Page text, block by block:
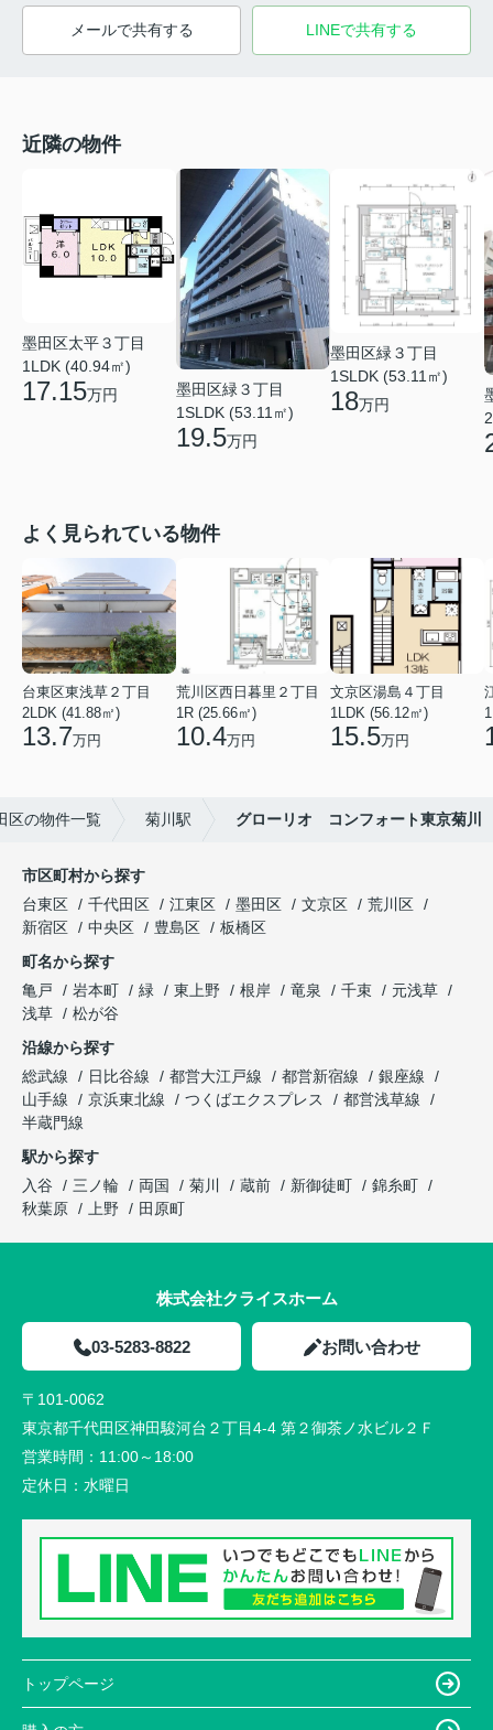
メールで共有する LINEで共有する
近隣の物件
墨田区太平３丁目
1LDK (40.94㎡)
17.15万円
墨田区緑３丁目
1SLDK (53.11㎡)
19.5万円
墨田区緑３丁目
1SLDK (53.11㎡)
18万円
よく見られている物件
台東区東浅草２丁目
2LDK (41.88㎡)
13.7万円
荒川区西日暮里２丁目
1R (25.66㎡)
10.4万円
文京区湯島４丁目
1LDK (56.12㎡)
15.5万円
区の物件一覧 菊川駅 グローリオ コンフォート東京菊川
市区町村から探す
台東区
千代田区 江東区 墨田区 文京区
荒川区
新宿区
中央区 豊島区
板橋区
町名から探す
亀戸
岩本町 緑 東上野 根岸 竜泉 千束
元浅草
浅草
松が谷
沿線から探す
総武線
日比谷線 都営大江戸線 都営新宿線
銀座線
山手線
京浜東北線 つくばエクスプレス
都営浅草線
半蔵門線
駅から探す
入谷
三ノ輪 両国 菊川 蔵前 新御徒町
錦糸町
秋葉原
上野 田原町
株式会社クライスホーム
03-5283-8822 お問い合わせ
〒101-0062
東京都千代田区神田駿河台２丁目4-4 第２御茶ノ水ビル２Ｆ
営業時間： 11:00～18:00
定休日： 水曜日
トップページ